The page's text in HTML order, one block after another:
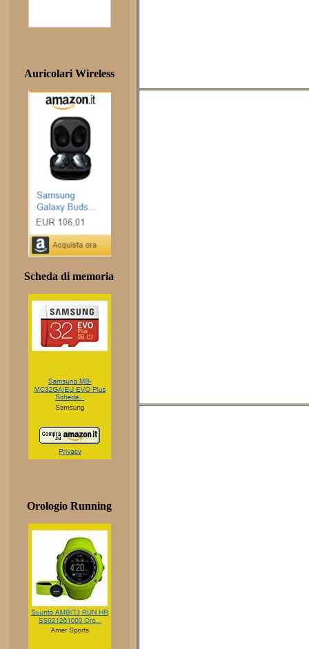
Auricolari Wireless
Scheda di memoria
Orologio Running